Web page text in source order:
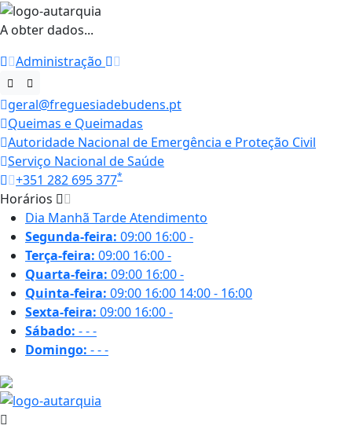
A obter dados...
Administração
geral@freguesiadebudens.pt
Queimas e Queimadas
Autoridade Nacional de Emergência e Proteção Civil
Serviço Nacional de Saúde
+351 282 695 377*
Horários
Dia Manhã TardeAtendimento
Segunda-feira: 09:00 16:00-
Terça-feira: 09:00 16:00-
Quarta-feira: 09:00 16:00-
Quinta-feira: 09:00 16:00 14:00 - 16:00
Sexta-feira: 09:00 16:00-
Sábado: ---
Domingo: ---